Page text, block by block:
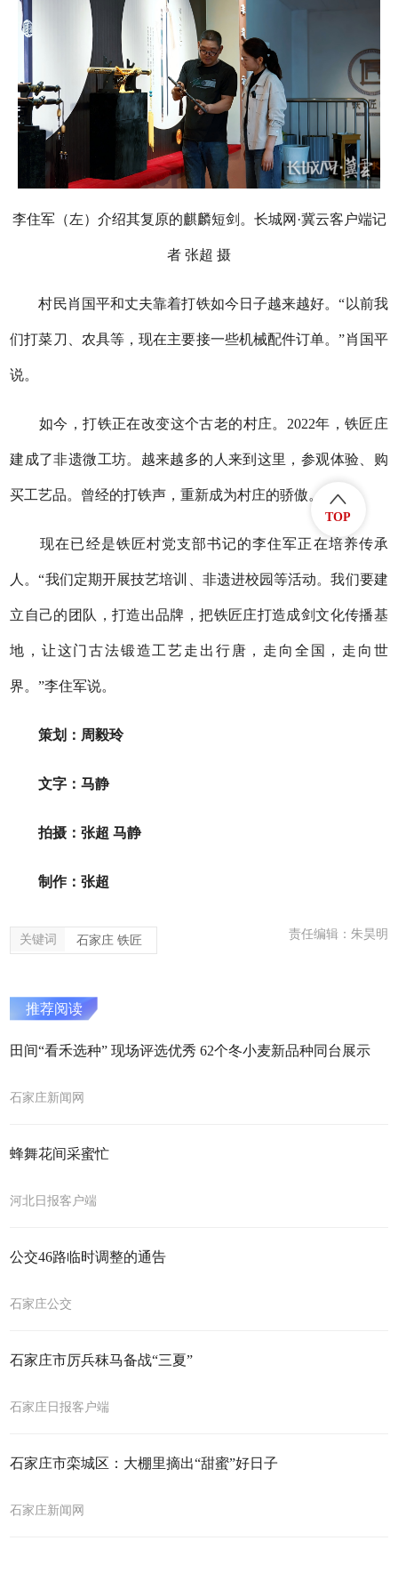
李住军（左）介绍其复原的麒麟短剑。长城网·冀云客户端记
者 张超 摄
村民肖国平和丈夫靠着打铁如今日子越来越好。“以前我
们打菜刀、农具等，现在主要接一些机械配件订单。”肖国平
说。
如今，打铁正在改变这个古老的村庄。2022年，铁匠庄
建成了非遗微工坊。越来越多的人来到这里，参观体验、购
买工艺品。曾经的打铁声，重新成为村庄的骄傲。
现在已经是铁匠村党支部书记的李住军正在培养传承
人。“我们定期开展技艺培训、非遗进校园等活动。我们要建
立自己的团队，打造出品牌，把铁匠庄打造成剑文化传播基
地，让这门古法锻造工艺走出行唐，走向全国，走向世
界。”李住军说。
策划：周毅玲
文字：马静
拍摄：张超 马静
制作：张超
关键词 石家庄 铁匠 责任编辑：朱昊明
推荐阅读
田间“看禾选种” 现场评选优秀 62个冬小麦新品种同台展示
石家庄新闻网
蜂舞花间采蜜忙
河北日报客户端
公交46路临时调整的通告
石家庄公交
石家庄市厉兵秣马备战“三夏”
石家庄日报客户端
石家庄市栾城区：大棚里摘出“甜蜜”好日子
石家庄新闻网
TOP